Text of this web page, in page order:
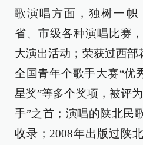
歌演唱方面，独树一帜
省、市级各种演唱比赛
大演出活动；荣获过西部
全国青年个歌手大赛“优
星奖”等多个奖项，被评
手”之首；演唱的陕北民
收录；2008年出版过陕